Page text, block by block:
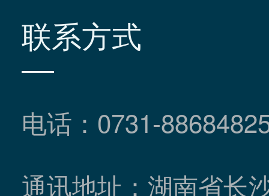
联系方式
电话：0731-
通讯地址：湖南省长